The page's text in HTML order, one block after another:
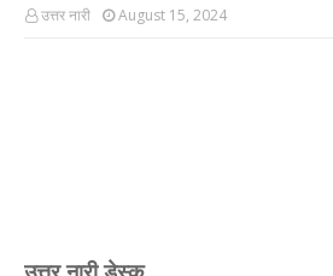
उत्तर नारी August 15, 2024